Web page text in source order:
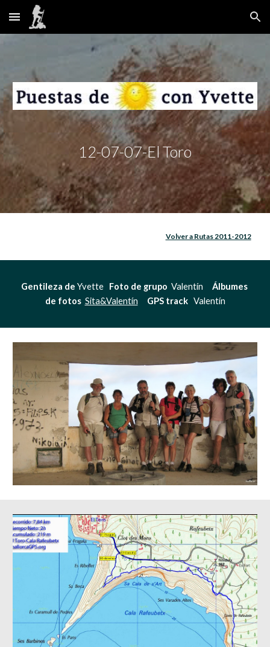
Skip to main content Skip to navigation
12-07-07-El Toro
Volver a Rutas 2011-2012
Gentileza de Yvette Foto de grupo Valentín Álbumes
de fotos Sita&Valentín GPS track Valentín